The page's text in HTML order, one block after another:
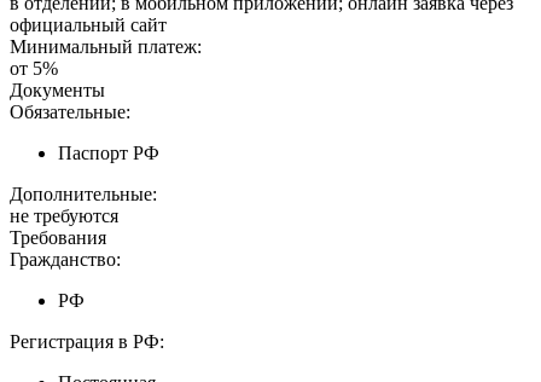
официальный сайт
Минимальный платеж:
от 5%
Документы
Обязательные:
Паспорт РФ
Дополнительные:
не требуются
Требования
Гражданство:
РФ
Регистрация в РФ: